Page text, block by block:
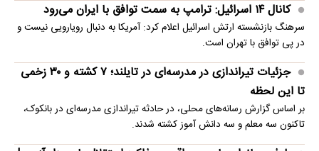
کانال ۱۴ اسرائیل: ترامپ به سمت توافق با ایران می‌رود
سرهنگ بازنشسته ارتش اسرائیل اعلام کرد: آمریکا به دنبال رویارویی نیست و
در پی توافق با تهران است.
جزئیات تیراندازی در مدرسه‌ای در تایلند؛ ۷ کشته و ۳۰ زخمی
تا این لحظه
بر اساس گزارش رسانه‌های محلی، در حادثه تیراندازی مدرسه‌ای در بانکوک،
تاکنون سه معلم و سه دانش آموز کشته شدند.